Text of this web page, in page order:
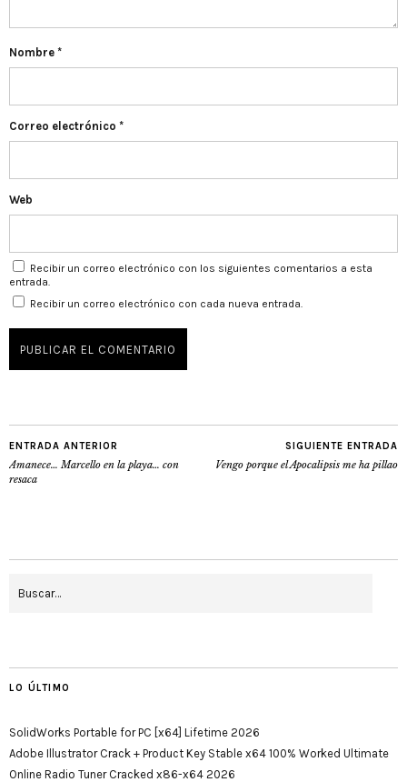
Nombre *
Correo electrónico *
Web
Recibir un correo electrónico con los siguientes comentarios a esta
entrada.
Recibir un correo electrónico con cada nueva entrada.
ENTRADA ANTERIOR
Amanece… Marcello en la playa… con
resaca
SIGUIENTE ENTRADA
Vengo porque el Apocalipsis me ha pillao
LO ÚLTIMO
SolidWorks Portable for PC [x64] Lifetime 2026
Adobe Illustrator Crack + Product Key Stable x64 100% Worked Ultimate
Online Radio Tuner Cracked x86-x64 2026